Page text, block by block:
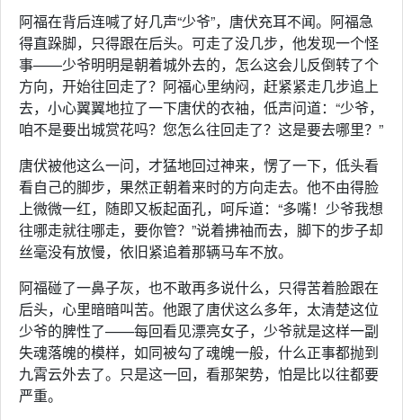
阿福在背后连喊了好几声“少爷”，唐伏充耳不闻。阿福急
得直跺脚，只得跟在后头。可走了没几步，他发现一个怪
事——少爷明明是朝着城外去的，怎么这会儿反倒转了个
方向，开始往回走了？阿福心里纳闷，赶紧紧走几步追上
去，小心翼翼地拉了一下唐伏的衣袖，低声问道：“少爷，
咱不是要出城赏花吗？您怎么往回走了？这是要去哪里？”
唐伏被他这么一问，才猛地回过神来，愣了一下，低头看
看自己的脚步，果然正朝着来时的方向走去。他不由得脸
上微微一红，随即又板起面孔，呵斥道：“多嘴！少爷我想
往哪走就往哪走，要你管？”说着拂袖而去，脚下的步子却
丝毫没有放慢，依旧紧追着那辆马车不放。
阿福碰了一鼻子灰，也不敢再多说什么，只得苦着脸跟在
后头，心里暗暗叫苦。他跟了唐伏这么多年，太清楚这位
少爷的脾性了——每回看见漂亮女子，少爷就是这样一副
失魂落魄的模样，如同被勾了魂魄一般，什么正事都抛到
九霄云外去了。只是这一回，看那架势，怕是比以往都要
严重。